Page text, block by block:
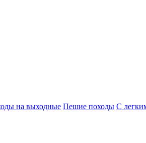
на выходные Пешие походы С